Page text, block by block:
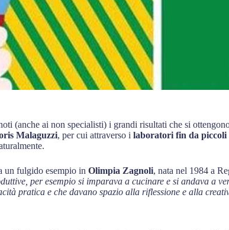
(anche ai non specialisti) i grandi risultati che si
Malaguzzi, per cui attraverso i laboratori fin da piccoli
un fulgido esempio in Olimpia Zagnoli, nata nel 1984 a
per esempio si imparava a cucinare e si andava a
pratica e che davano spazio alla riflessione e alla